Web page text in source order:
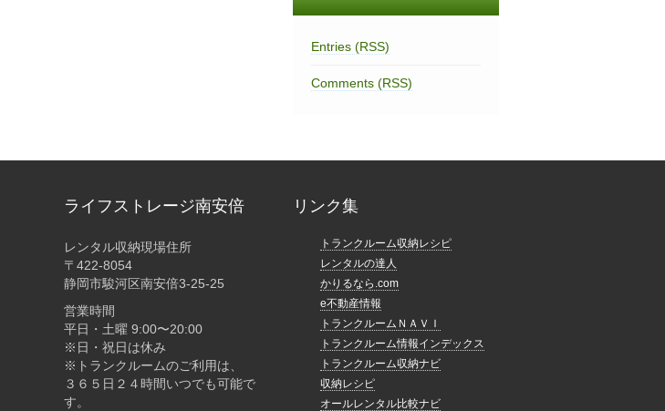
Entries (RSS)
Comments (RSS)
ライフストレージ南安倍
レンタル収納現場住所
〒422-8054
静岡市駿河区南安倍3-25-25
営業時間
平日・土曜 9:00〜20:00
※日・祝日は休み
※トランクルームのご利用は、
３６５日２４時間いつでも可能で
す。
リンク集
トランクルーム収納レシピ
レンタルの達人
かりるなら.com
e不動産情報
トランクルームＮＡＶＩ
トランクルーム情報インデックス
トランクルーム収納ナビ
収納レシピ
オールレンタル比較ナビ